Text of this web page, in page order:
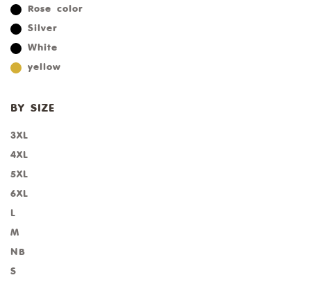
Rose color
Silver
White
yellow
BY SIZE
3XL
4XL
5XL
6XL
L
M
NB
S